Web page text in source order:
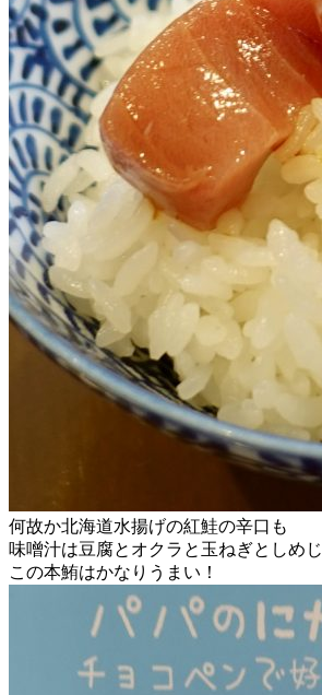
何故か北海道水揚げの紅鮭の辛口も
味噌汁は豆腐とオクラと玉ねぎとしめじ
この本鮪はかなりうまい！